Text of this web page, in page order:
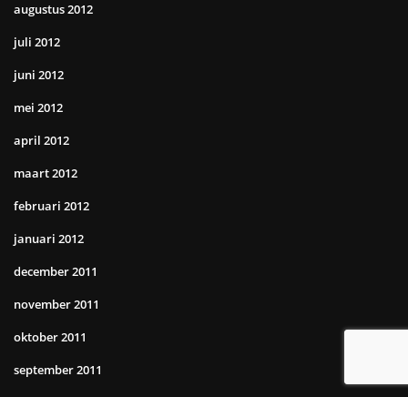
augustus 2012
juli 2012
juni 2012
mei 2012
april 2012
maart 2012
februari 2012
januari 2012
december 2011
november 2011
oktober 2011
september 2011